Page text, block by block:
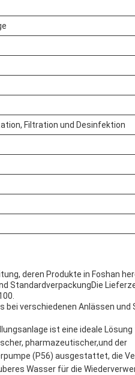
Filtration und Desinfektion
deren Produkte in Foshan
StandardverpackungDie
bei verschiedenen Anlässen und
ist eine ideale Lösung
pharmazeutischer,und der
(P56) ausgestattet, die
Wasser für die